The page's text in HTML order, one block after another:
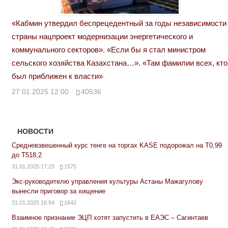
«Кабмин утвердил беспрецедентный за годы независимости
страны нацпроект модернизации энергетического и
коммунального секторов». «Если бы я стал министром
сельского хозяйства Казахстана…». «Там фамилии всех, кто
был приближен к власти»
27.01.2025 12:00 40536
НОВОСТИ
Средневзвешенный курс тенге на торгах KASE подорожал на Т0,99
до Т518,2
31.01.2025 17:25 1575
Экс-руководителю управления культуры Астаны Мажагулову
вынесли приговор за хищение
31.01.2025 16:54 1642
Взаимное признание ЭЦП хотят запустить в ЕАЭС – Сагинтаев